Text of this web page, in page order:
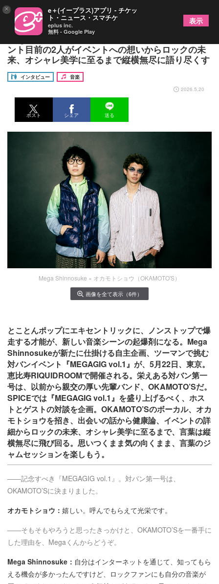
Mega Shinnosuke × オカモトショウ 対バンイベ
ント目前の2人がイベントへの想いからロックの未
来、オシャレ美学に至るまで縦横無尽に語り尽くす
インタビュー
音楽
2026.5.20
ポスト シェア 送る
Mega Shinnosuke × オカモトショウ（OKAMOTO'S）
画像を全て表示（6件）
とことんポップにエキセントリックに、ノンストップで爆
走する才能が、新しい音楽シーンの起爆剤になる。Mega
Shinnosukeが新たに仕掛ける自主企画、ツーマンで挑む
対バンイベント『MEGAGIG vol.1』が、5月22日、東京。
恵比寿RIQUIDROOMで開催される。栄えある対バン第一
号は、以前から親交の厚い先輩バンド、OKAMOTO’Sだ。
SPICEでは『MEGAGIG vol.1』を盛り上げるべく、ホス
トとゲストの対談を企画。OKAMOTO’Sのボーカル、オカ
モトショウを招き、出会いの話から健康論、イベントの詳
細からロックの未来、オシャレ美学に至るまで、言葉は縦
横無尽に飛び回る。思いつくまま気の向くまま、言葉のジ
ャムセッションを楽しもう。
――記念すべき『MEGAGIG vol.1』。対バン第一号は、
OKAMOTO’Sに決まりました。
オカモトショウ： 嬉しい。呼んでもらえて光栄です。
――そもそもやろうと思ったきっかけと、OKAMOTO’Sを一番手に
した理由を、Megaくんからどうぞ。
Mega Shinnosuke： 自分はインターネットを通じて、知ってもら
える機会が多かったんですけど、ロックファンにも自分の音楽が
× e＋(イープラス)アプリ - チケッ
ト・ニュース・スマチケ
eplus inc.
無料 - Google Play
表示